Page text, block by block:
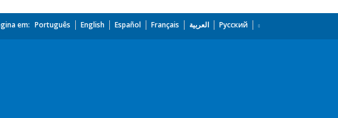
em: Português English Español Français العربية Русский